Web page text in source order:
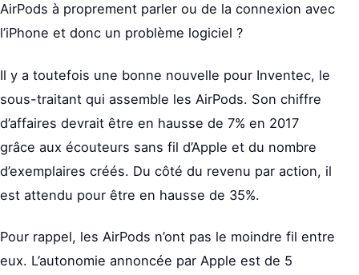
AirPods à proprement parler ou de la connexion avec
l’iPhone et donc un problème logiciel ?
Il y a toutefois une bonne nouvelle pour Inventec, le
sous-traitant qui assemble les AirPods. Son chiffre
d’affaires devrait être en hausse de 7% en 2017
grâce aux écouteurs sans fil d’Apple et du nombre
d’exemplaires créés. Du côté du revenu par action, il
est attendu pour être en hausse de 35%.
Pour rappel, les AirPods n’ont pas le moindre fil entre
eux. L’autonomie annoncée par Apple est de 5